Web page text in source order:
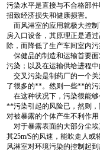
污染水平是直接与不合格部
招致经济损失和健康损害。
而风淋室的应用就极大控
房入口设备，其原理正是通
除，而降低了生产车间室内污
保健品的制造和运输首要面
污染；以及在运输供给进程中
交叉污染是制药厂的一个
了很多的**。然则一些**的污
在这种状况下，污染很能
**污染引起的风险已，然则
对被暴露的个体产生不利作
对于暴露表面的大部分尘埃
其25m/S的风速，能吹走人或
风淋室对环境污染的控制起到